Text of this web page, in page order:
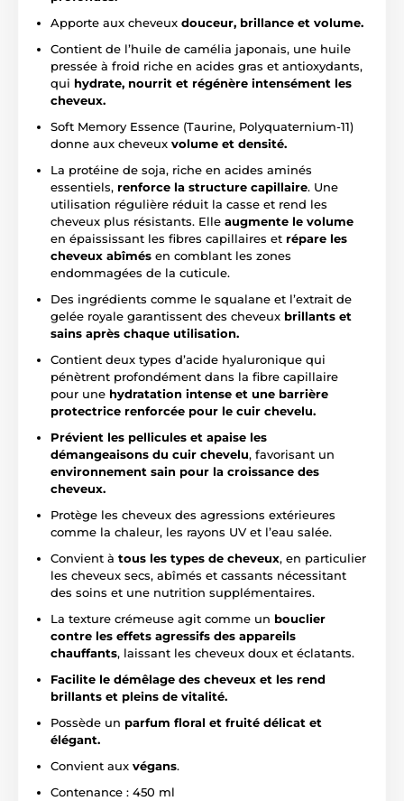
Apporte aux cheveux douceur, brillance et volume.
Contient de l’huile de camélia japonais, une huile
pressée à froid riche en acides gras et antioxydants,
qui hydrate, nourrit et régénère intensément les
cheveux.
Soft Memory Essence (Taurine, Polyquaternium-11)
donne aux cheveux volume et densité.
La protéine de soja, riche en acides aminés
essentiels, renforce la structure capillaire. Une
utilisation régulière réduit la casse et rend les
cheveux plus résistants. Elle augmente le volume
en épaississant les fibres capillaires et répare les
cheveux abîmés en comblant les zones
endommagées de la cuticule.
Des ingrédients comme le squalane et l’extrait de
gelée royale garantissent des cheveux brillants et
sains après chaque utilisation.
Contient deux types d’acide hyaluronique qui
pénètrent profondément dans la fibre capillaire
pour une hydratation intense et une barrière
protectrice renforcée pour le cuir chevelu.
Prévient les pellicules et apaise les
démangeaisons du cuir chevelu, favorisant un
environnement sain pour la croissance des
cheveux.
Protège les cheveux des agressions extérieures
comme la chaleur, les rayons UV et l’eau salée.
Convient à tous les types de cheveux, en particulier
les cheveux secs, abîmés et cassants nécessitant
des soins et une nutrition supplémentaires.
La texture crémeuse agit comme un bouclier
contre les effets agressifs des appareils
chauffants, laissant les cheveux doux et éclatants.
Facilite le démêlage des cheveux et les rend
brillants et pleins de vitalité.
Possède un parfum floral et fruité délicat et
élégant.
Convient aux végans.
Contenance : 450 ml